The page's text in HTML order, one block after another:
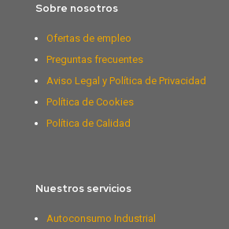
Sobre nosotros
Ofertas de empleo
Preguntas frecuentes
Aviso Legal y Política de Privacidad
Política de Cookies
Política de Calidad
Nuestros servicios
Autoconsumo Industrial